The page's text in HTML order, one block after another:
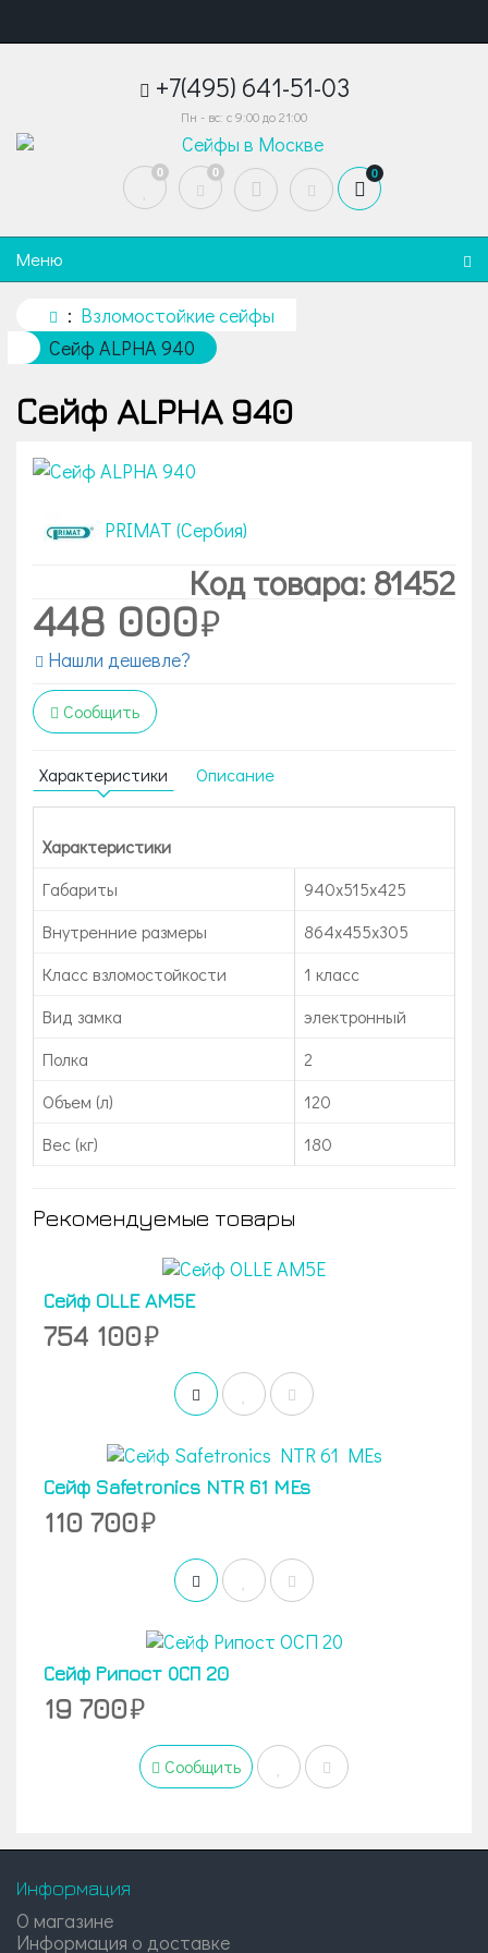
+7(495) 641-51-03
Пн - вс: с 9:00 до 21:00
0 0 0
Меню
Взломостойкие сейфы
Сейф ALPHA 940
Сейф ALPHA 940
PRIMAT (Сербия)
Код товара: 81452
448 000
Нашли дешевле?
Сообщить
Характеристики Описание
Характеристики
Габариты
940х515х425
Внутренние размеры
864х455х305
Класс взломостойкости
1 класс
Вид замка
электронный
Полка
2
Объем (л)
120
Вес (кг)
180
Рекомендуемые товары
Сейф OLLE AM5E
754 100
Сейф Safetronics NTR 61 MEs
110 700
Сейф Рипост ОСП 20
19 700
Сообщить
Информация
О магазине
Информация о доставке